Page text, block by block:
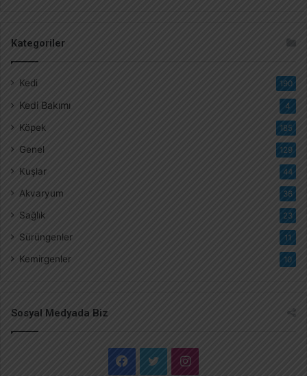
Kategoriler
Kedi 190
Kedi Bakımı 4
Köpek 185
Genel 129
Kuşlar 44
Akvaryum 36
Sağlık 23
Sürüngenler 11
Kemirgenler 10
Sosyal Medyada Biz
I